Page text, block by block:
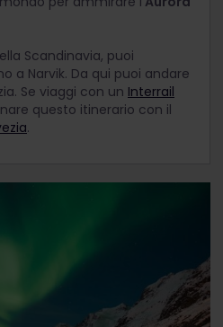
Scandinavia, puoi
a Narvik. Da qui puoi andare
Se viaggi con un Interrail
questo itinerario con il
.